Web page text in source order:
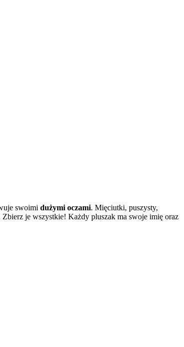
swoimi dużymi oczami. Mięciutki, puszysty,
je wszystkie! Każdy pluszak ma swoje imię oraz